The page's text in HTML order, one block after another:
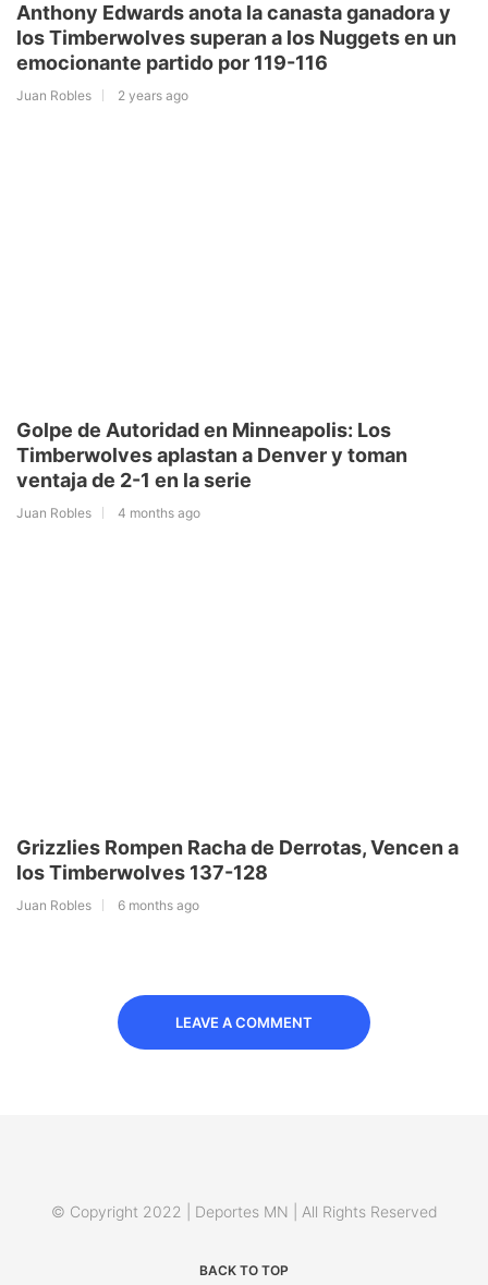
Anthony Edwards anota la canasta ganadora y
los Timberwolves superan a los Nuggets en un
emocionante partido por 119-116
Juan Robles 2 years ago
Golpe de Autoridad en Minneapolis: Los
Timberwolves aplastan a Denver y toman
ventaja de 2-1 en la serie
Juan Robles 4 months ago
Grizzlies Rompen Racha de Derrotas, Vencen a
los Timberwolves 137-128
Juan Robles 6 months ago
LEAVE A COMMENT
© Copyright 2022 | Deportes MN | All Rights Reserved
BACK TO TOP